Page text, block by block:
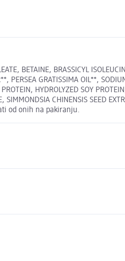
BETAINE, BRASSICYL
PERSEA GRATISSIMA OIL**,
HYDROLYZED SOY
SIMMONDSIA CHINENSIS SEED
od onih na pakiranju.